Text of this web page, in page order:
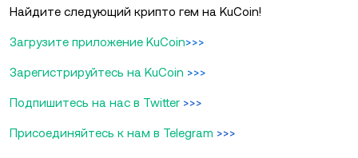
Найдите следующий крипто гем на KuCoin!
Загрузите приложение KuCoin>>>
Зарегистрируйтесь на KuCoin >>>
Подпишитесь на нас в Twitter >>>
Присоединяйтесь к нам в Telegram >>>